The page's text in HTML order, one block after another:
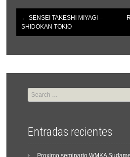
Post
← SENSEI TAKESHI MIYAGI –
SHIDOKAN TOKIO
Search
for:
Entradas recientes